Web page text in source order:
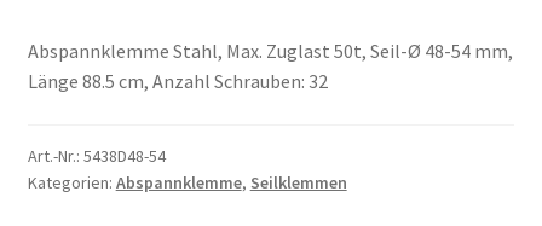
Abspannklemme Stahl, Max. Zuglast 50t, Seil-Ø 48-54 mm,
Länge 88.5 cm, Anzahl Schrauben: 32
Art.-Nr.: 5438D48-54
Kategorien: Abspannklemme, Seilklemmen